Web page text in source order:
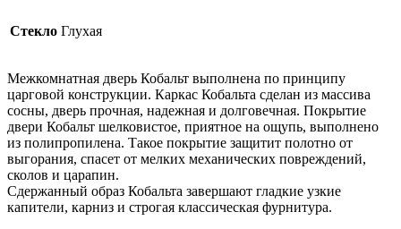
Стекло Глухая
Межкомнатная дверь Кобальт выполнена по принципу
царговой конструкции. Каркас Кобальта сделан из массива
сосны, дверь прочная, надежная и долговечная. Покрытие
двери Кобальт шелковистое, приятное на ощупь, выполнено
из полипропилена. Такое покрытие защитит полотно от
выгорания, спасет от мелких механических повреждений,
сколов и царапин.
Сдержанный образ Кобальта завершают гладкие узкие
капители, карниз и строгая классическая фурнитура.